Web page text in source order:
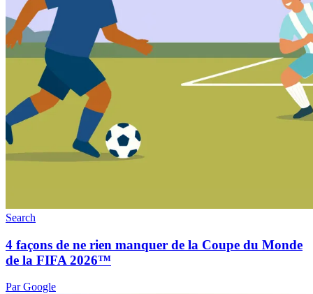
Search
4 façons de ne rien manquer de la Coupe du Monde
de la FIFA 2026™
Par Google